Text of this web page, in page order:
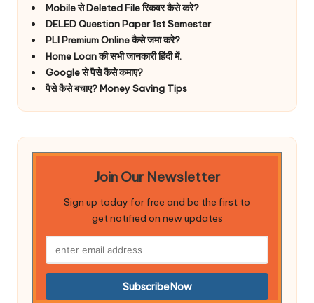
Mobile से Deleted File रिकवर कैसे करे?
DELED Question Paper 1st Semester
PLI Premium Online कैसे जमा करे?
Home Loan की सभी जानकारी हिंदी में.
Google से पैसे कैसे कमाए?
पैसे कैसे बचाए? Money Saving Tips
Join Our Newsletter
Sign up today for free and be the first to
get notified on new updates